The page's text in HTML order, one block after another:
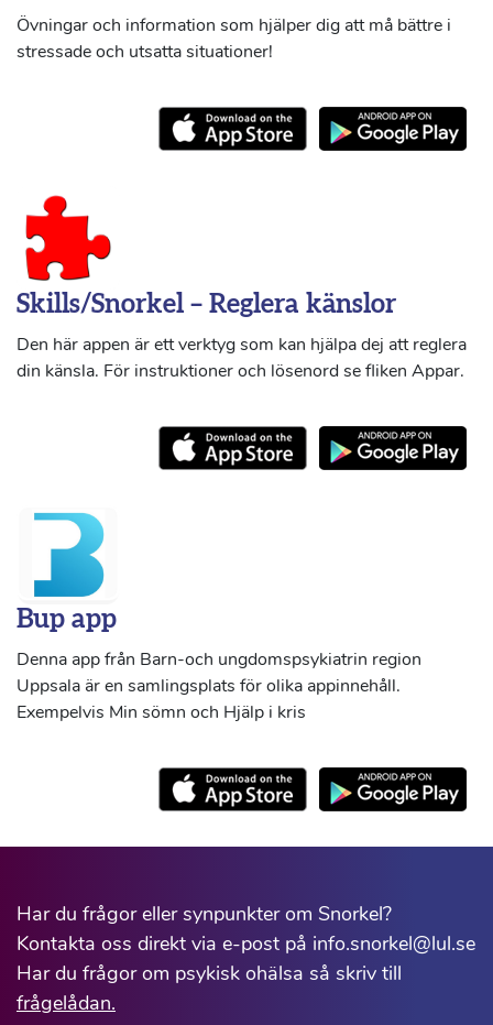
Övningar och information som hjälper dig att må bättre i
stressade och utsatta situationer!
Skills/Snorkel – Reglera känslor
Den här appen är ett verktyg som kan hjälpa dej att reglera
din känsla. För instruktioner och lösenord se fliken Appar.
Bup app
Denna app från Barn-och ungdomspsykiatrin region
Uppsala är en samlingsplats för olika appinnehåll.
Exempelvis Min sömn och Hjälp i kris
Har du frågor eller synpunkter om Snorkel?
Kontakta oss direkt via e-post på info.snorkel@lul.se
Har du frågor om psykisk ohälsa så skriv till
frågelådan.